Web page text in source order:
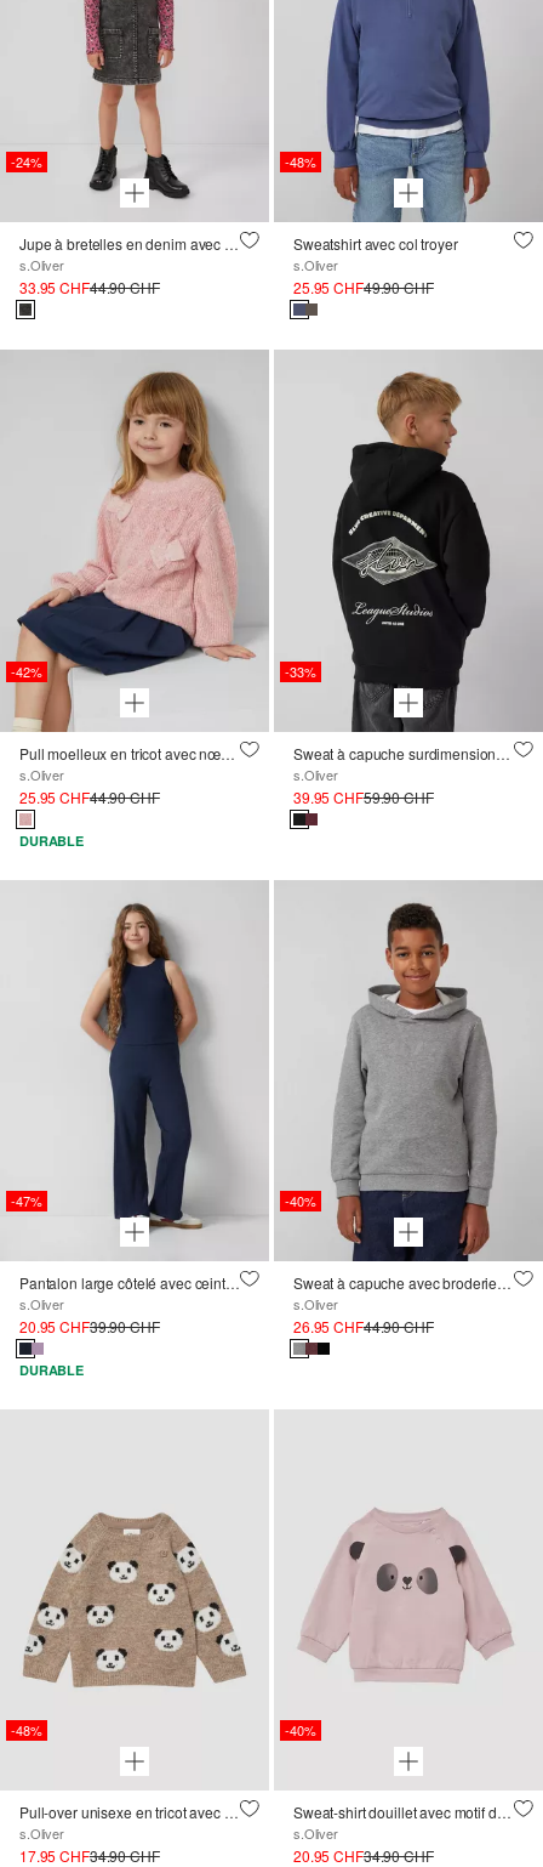
-24%
Jupe à bretelles en denim avec poches plaquées et broderie
s.Oliver
33.95 CHF44.90 CHF
-48%
Sweatshirt avec col troyer
s.Oliver
25.95 CHF49.90 CHF
-42%
Pull moelleux en tricot avec nœuds
s.Oliver
25.95 CHF44.90 CHF
DURABLE
-33%
Sweat à capuche surdimensionné avec impression au dos et intérieur douillet
s.Oliver
39.95 CHF59.90 CHF
-47%
Pantalon large côtelé avec ceinture élastique
s.Oliver
20.95 CHF39.90 CHF
DURABLE
-40%
Sweat à capuche avec broderie et intérieur douillet
s.Oliver
26.95 CHF44.90 CHF
-48%
Pull-over unisexe en tricot avec motifs d'ours
s.Oliver
17.95 CHF34.90 CHF
-40%
Sweat-shirt douillet avec motif de panda et oreilles appliquées
s.Oliver
20.95 CHF34.90 CHF